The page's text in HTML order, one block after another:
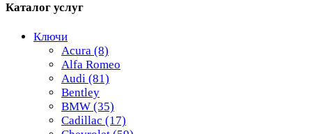
Каталог услуг
Ключи
Acura (8)
Alfa Romeo
Audi (81)
Bentley
BMW (35)
Cadillac (17)